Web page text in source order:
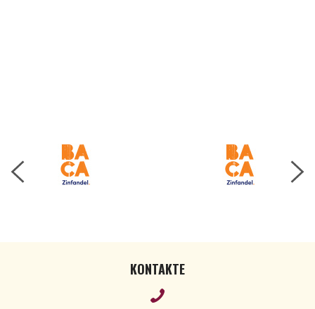
KONTAKTE